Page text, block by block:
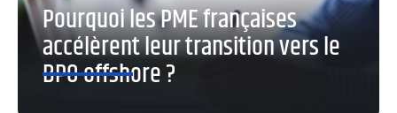
Pourquoi les PME françaises
accélèrent leur transition vers le
BPO offshore ?